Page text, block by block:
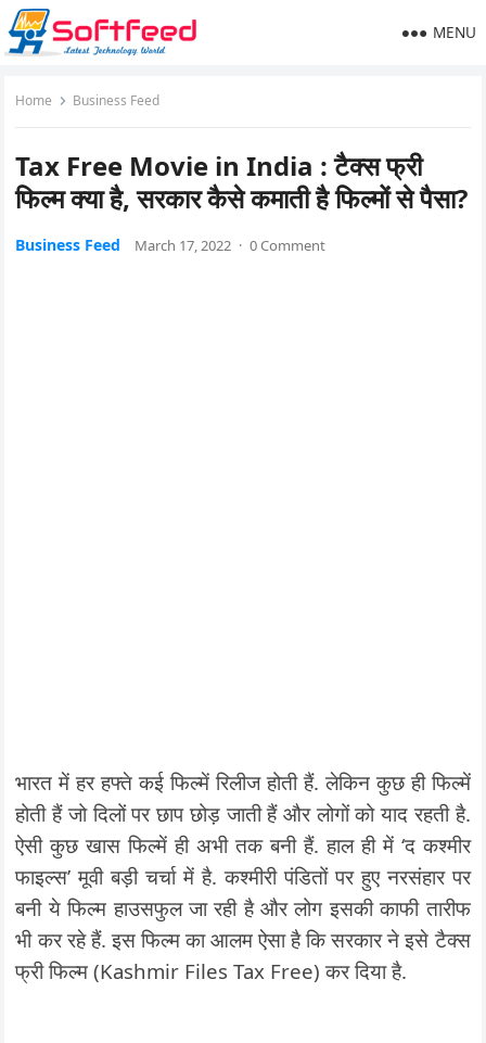
MENU
Home Business Feed
Tax Free Movie in India : टैक्स फ्री
फिल्म क्या है, सरकार कैसे कमाती है फिल्मों से पैसा?
Business Feed March 17, 2022 · 0 Comment
भारत में हर हफ्ते कई फिल्में रिलीज होती हैं. लेकिन कुछ ही फिल्में
होती हैं जो दिलों पर छाप छोड़ जाती हैं और लोगों को याद रहती है.
ऐसी कुछ खास फिल्में ही अभी तक बनी हैं. हाल ही में ‘द कश्मीर
फाइल्स’ मूवी बड़ी चर्चा में है. कश्मीरी पंडितों पर हुए नरसंहार पर
बनी ये फिल्म हाउसफुल जा रही है और लोग इसकी काफी तारीफ
भी कर रहे हैं. इस फिल्म का आलम ऐसा है कि सरकार ने इसे टैक्स
फ्री फिल्म (Kashmir Files Tax Free) कर दिया है.